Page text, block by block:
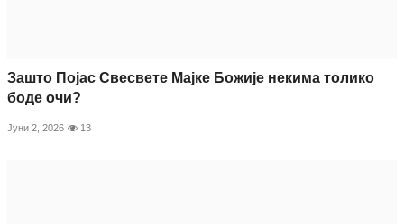
Зашто Појас Свесвете Мајке Божије некима толико
боде очи?
Јуни 2, 2026 13